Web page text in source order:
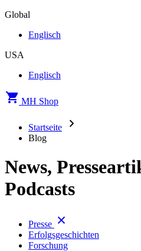
Global
Englisch
USA
Englisch
MH Shop
Startseite
Blog
News,
Podcasts
Presse
Erfolgsgeschichten
Forschung